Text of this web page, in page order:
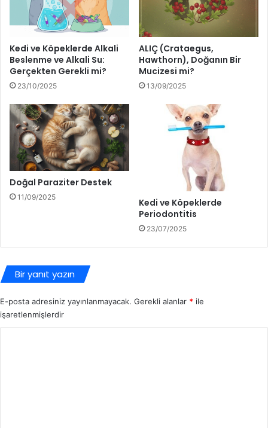
Kedi ve Köpeklerde Alkali
Beslenme ve Alkali Su:
Gerçekten Gerekli mi?
23/10/2025
ALIÇ (Crataegus,
Hawthorn), Doğanın Bir
Mucizesi mi?
13/09/2025
Doğal Paraziter Destek
11/09/2025
Kedi ve Köpeklerde
Periodontitis
23/07/2025
Bir yanıt yazın
E-posta adresiniz yayınlanmayacak. Gerekli alanlar * ile
işaretlenmişlerdir